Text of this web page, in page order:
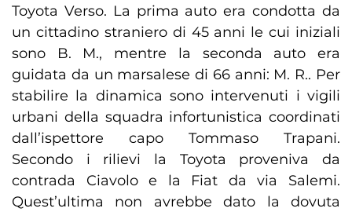
Toyota Verso. La prima auto era condotta da
un cittadino straniero di 45 anni le cui iniziali
sono B. M., mentre la seconda auto era
guidata da un marsalese di 66 anni: M. R.. Per
stabilire la dinamica sono intervenuti i vigili
urbani della squadra infortunistica coordinati
dall’ispettore capo Tommaso Trapani.
Secondo i rilievi la Toyota proveniva da
contrada Ciavolo e la Fiat da via Salemi.
Quest’ultima non avrebbe dato la dovuta